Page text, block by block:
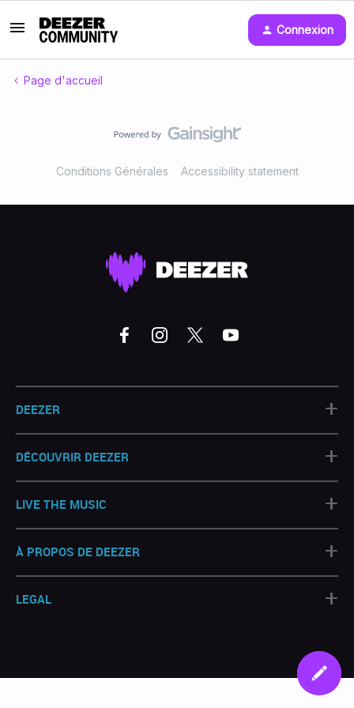
Connexion
Page d'accueil
Conditions Générales Accessibility statement
DEEZER +
DÉCOUVRIR DEEZER +
LIVE THE MUSIC +
À PROPOS DE DEEZER +
LEGAL +